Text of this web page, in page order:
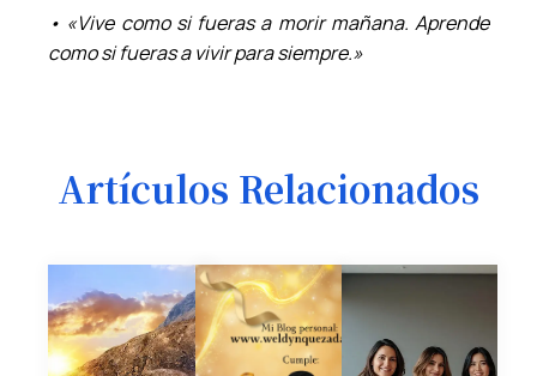
• «Vive como si fueras a morir mañana. Aprende
como si fueras a vivir para siempre.»
Artículos Relacionados